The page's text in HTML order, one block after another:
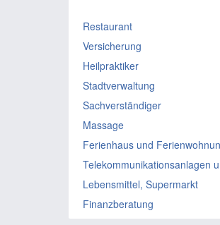
Restaurant
Versicherung
Heilpraktiker
Stadtverwaltung
Sachverständiger
Massage
Ferienhaus und
Telekommunikationsanlagen
Lebensmittel, Supermarkt
Finanzberatung